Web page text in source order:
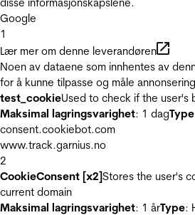
Google
1
Lær mer om denne leverandøren
Noen av dataene som innhentes av
for å kunne tilpasse og måle
test_cookieUsed to check if the
Maksimal lagringsvarighet: 1 dagType
consent.cookiebot.com
www.track.garnius.no
2
CookieConsent [x2]Stores the user's
current domain
Maksimal lagringsvarighet: 1 årType: